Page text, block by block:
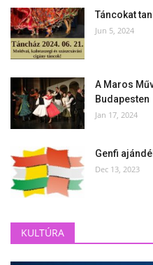
Táncokat
Jun 5, 2024
A Maros
Budapesten
Jan 17, 2024
Genfi
Dec 13, 2023
KULTÚRA